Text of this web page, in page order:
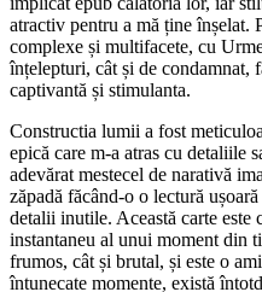
atractiv pentru a mă ține înșelat.
complexe și multifacete, cu
înțelepturi, cât și de condamnat,
captivantă și stimulanta.
Constructia lumii a fost
epică care m-a atras cu detaliile
adevărat mestecel de narativă
zăpadă făcând-o o lectură
detalii inutile. Această carte este
instantaneu al unui moment din
frumos, cât și brutal, și este o
întunecate momente, există